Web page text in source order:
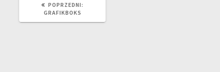
POPRZEDNI:
GRAFIKBOKS